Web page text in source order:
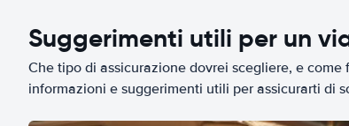
Suggerimenti utili per un
Che tipo di assicurazione dovrei scegliere, e
informazioni e suggerimenti utili per assicurarti di